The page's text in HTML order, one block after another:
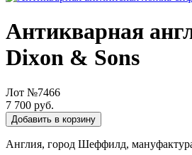
Антикварная
Dixon & Sons
Лот №7466
7 700 руб.
Добавить в корзину
Англия, город Шеффилд,